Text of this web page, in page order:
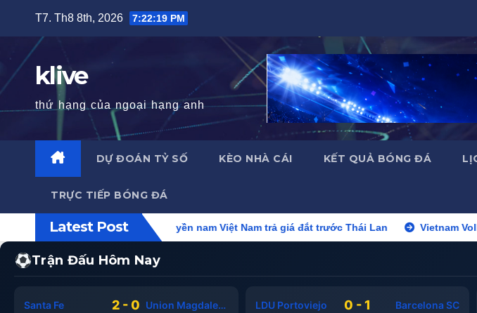
content
T7. Th8 8th, 2026 7:22:21 PM
klive
thứ hạng của ngoại hạng anh
DỰ ĐOÁN TỶ SỐ KÈO NHÀ CÁI KẾT QUẢ BÓNG ĐÁ
TRỰC TIẾP BÓNG ĐÁ
Latest Post
khiến bóng chuyền nam Việt Nam trả giá đắt trước Thái Lan Vietnam Volleyball nhận “gáo
Trận Đấu Hôm Nay
Santa Fe 2 - 0 Union Magdalena LDU Portoviejo 0 - 1 Barcelona SC